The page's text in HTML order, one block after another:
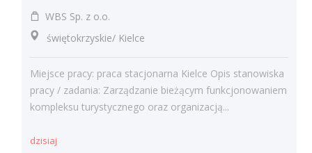
WBS Sp. z o.o.
świętokrzyskie/ Kielce
Miejsce pracy: praca stacjonarna Kielce Opis stanowiska
pracy / zadania: Zarządzanie bieżącym funkcjonowaniem
kompleksu turystycznego oraz organizacją...
dzisiaj